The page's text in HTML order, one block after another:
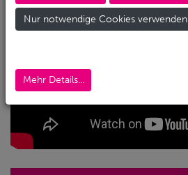
Nur notwendige Cookies verwenden
Mehr Details...